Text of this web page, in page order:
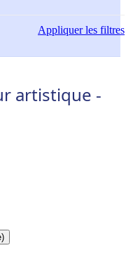
Appliquerles filtres
artistique -